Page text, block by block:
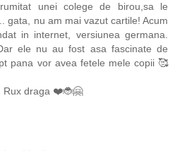
unei colege de birou,sa le
gata, nu am mai vazut cartile! Acum
in internet, versiunea germana.
ele nu au fost asa fascinate de
pana vor avea fetele mele copii 🥰
Rux draga ❤️🐞🤗